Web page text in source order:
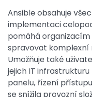
Ansible obsahuje
implementaci
pomáhá
spravovat komplexní
Umožňuje také
jejich IT
panelu, řízení
se snížila provozní